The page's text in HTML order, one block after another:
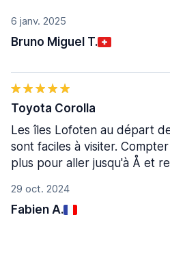
6 janv. 2025
Bruno Miguel T.
29 oct. 2024
Fabien A.
Toyota Corolla
Les îles Lofoten au départ
sont faciles à visiter.
plus pour aller jusqu'à Å et